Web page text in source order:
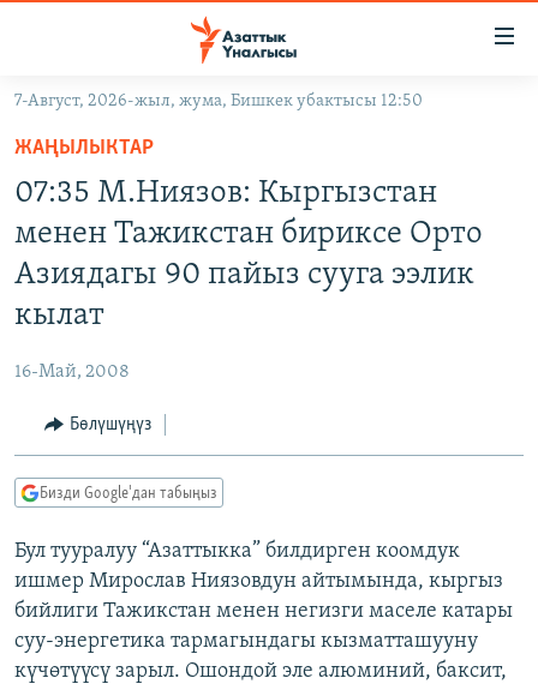
Навигацияга
өтүңүз
салыңыз
УКРАИНА
ЭКСПЕРТТЕР ТАЛДАЙТ
БИЗ ЖАНА ДҮЙНӨ
ЭЖЕ-СИҢДИЛЕР
АЗАТТЫК+
ЫҢГАЙСЫЗ СУРООЛОР
ПОДКАСТ
ӨЗГӨЧӨ ПИКИР
Русский
ОНЛАЙН ШЕРИНЕ
7-Август, 2026-жыл, жума, Бишкек убактысы 12:50
ЖАҢЫЛЫКТАР
07:35 М.Ниязов: Кыргызстан
менен Тажикстан бириксе Орто
Азиядагы 90 пайыз сууга ээлик
кылат
16-Май, 2008
Бөлүшүңүз
Бизди Google'дан табыңыз
Бул тууралуу “Азаттыкка” билдирген коомдук
ишмер Мирослав Ниязовдун айтымында, кыргыз
бийлиги Тажикстан менен негизги маселе катары
суу-энергетика тармагындагы кызматташууну
күчөтүүсү зарыл. Ошондой эле алюминий, баксит,